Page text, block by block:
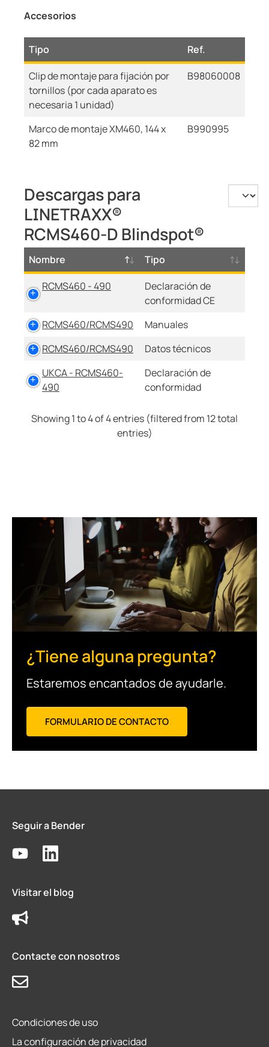
Accesorios
Tipo
Ref.
Clip de montaje para fijación por
tornillos (por cada aparato es
necesaria 1 unidad)
B98060008
Marco de montaje XM460, 144 x
82 mm
B990995
Descargas para
LINETRAXX®
RCMS460-D Blindspot®
Nombre
Tipo
RCMS460 - 490
Declaración de
conformidad CE
RCMS460/RCMS490
Manuales
RCMS460/RCMS490
Datos técnicos
UKCA - RCMS460-
490
Declaración de
conformidad
Showing 1 to 4 of 4 entries (filtered from 12 total
entries)
¿Tiene alguna pregunta?
Estaremos encantados de ayudarle.
FORMULARIO DE CONTACTO
Seguir a Bender
Visitar el blog
Contacte con nosotros
Condiciones de uso
La configuración de privacidad